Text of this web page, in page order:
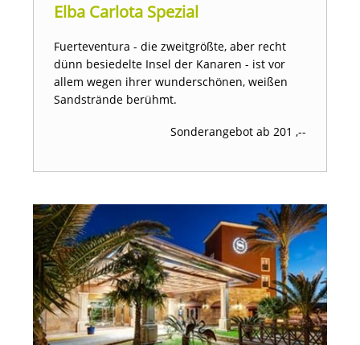
Elba Carlota Spezial
Fuerteventura - die zweitgrößte, aber recht
dünn besiedelte Insel der Kanaren - ist vor
allem wegen ihrer wunderschönen, weißen
Sandstrände berühmt.
Sonderangebot ab 201 ,--